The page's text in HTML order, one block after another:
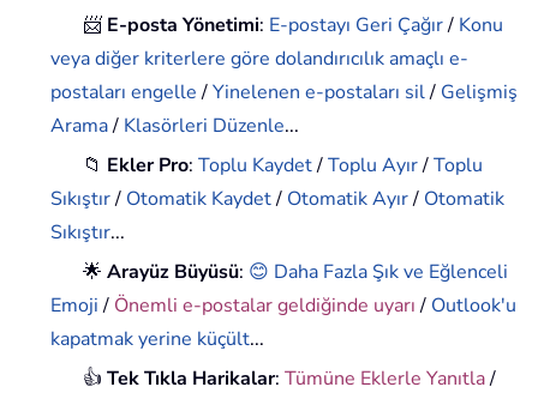
📨 E-posta Yönetimi: E-postayı Geri Çağır/ Konu
veya diğer kriterlere göre dolandırıcılık amaçlı e-
postaları engelle/Yinelenen e-postaları sil/ Gelişmiş
Arama/ Klasörleri Düzenle...
📁 Ekler Pro:Toplu Kaydet/Toplu Ayır/Toplu
Sıkıştır/ Otomatik Kaydet/ Otomatik Ayır/ Otomatik
Sıkıştır...
🌟Arayüz Büyüsü: 😊 Daha Fazla Şık ve Eğlenceli
Emoji/ Önemli e-postalar geldiğinde uyarı/ Outlook'u
kapatmak yerine küçült...
👍Tek Tıkla Harikalar:Tümüne Eklerle Yanıtla/